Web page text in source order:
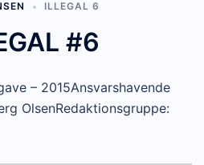
ILLEGAL 6
#6
– 2015Ansvarshavende
OlsenRedaktionsgruppe: